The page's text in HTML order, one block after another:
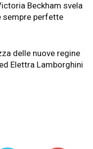
Beckham svela
sempre perfette
delle nuove regine
Elettra Lamborghini